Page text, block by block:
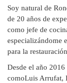
Soy natural de
de 20 años de
como jefe de
especializándome
para la
Desde el año
comoLuis Arrufat,